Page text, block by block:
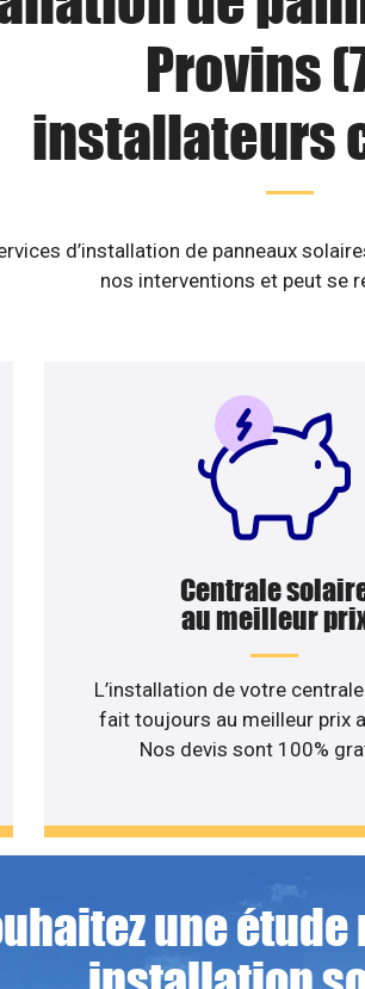
Provins
installateurs
d’installation de panneaux
nos interventions et peut se
Centrale
au meilleur
L’installation de votre
fait toujours au meilleur prix
Nos devis sont 100%
une